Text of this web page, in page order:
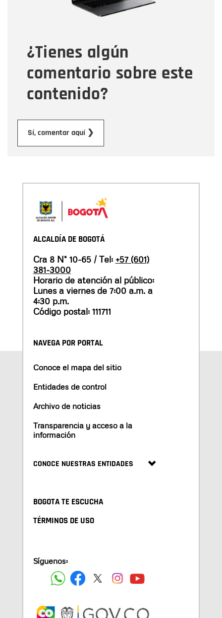
¿Tienes algún
comentario sobre este
contenido?
Sí, comentar aquí ❯
Tipo de comentario
Mensaje
ALCALDÍA DE BOGOTÁ
Cra 8 N° 10-65 / Tel: +57 (601)
381-3000
Horario de atención al público:
Lunes a viernes de 7:00 a.m. a
4:30 p.m.
Código postal: 111711
NAVEGA POR PORTAL
Conoce el mapa del sitio
Entidades de control
Archivo de noticias
Transparencia y acceso a la
información
CONOCE NUESTRAS ENTIDADES
BOGOTA TE ESCUCHA
TÉRMINOS DE USO
Síguenos: